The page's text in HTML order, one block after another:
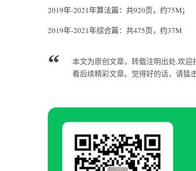
2019年-2021年算法篇：共920页，约75M；
2019年-2021年综合篇：共475页，约37M
本文为原创文章，转载注明出处,欢迎
看后续精彩文章。觉得好的话，请猛